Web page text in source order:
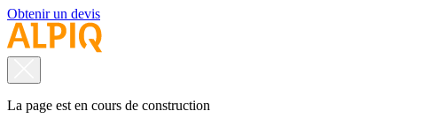
Obtenir un devis
La page est en cours de construction